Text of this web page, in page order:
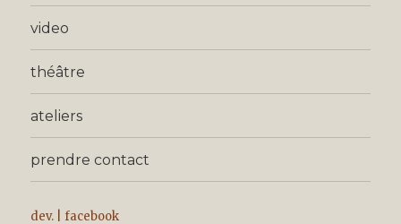
video
théâtre
ateliers
prendre contact
dev. facebook